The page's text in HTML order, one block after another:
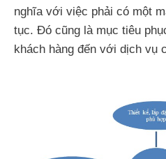
nghĩa với việc phải có một
tục. Đó cũng là mục tiêu
khách hàng đến với dịch vụ